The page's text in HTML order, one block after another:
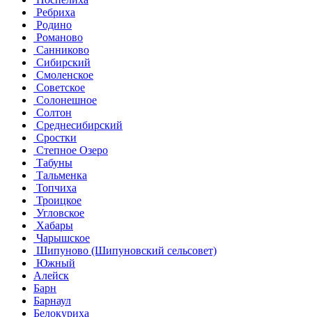
Ребриха
Родино
Романово
Санниково
Сибирский
Смоленское
Советское
Солонешное
Солтон
Среднесибирский
Сростки
Степное Озеро
Табуны
Тальменка
Топчиха
Троицкое
Угловское
Хабары
Чарышское
Шипуново (Шипуновский сельсовет)
Южный
Алейск
Барн
Барнаул
Белокуриха